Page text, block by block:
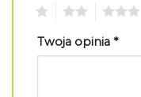
Twoja opinia *